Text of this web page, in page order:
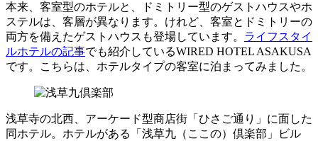
本来、客室型のホテルと、ドミトリー型のゲストハウスやホ
ステルは、客層が異なります。けれど、客室とドミトリーの
両方を備えたゲストハウスも登場しています。 ライフスタイ
ルホテルの記事でも紹介しているWIRED HOTEL ASAKUSA
です。こちらは、ホテルタイプの客室に泊まってみました。
浅草寺の北西、アーケード型商店街「ひさご通り」に面した
同ホテル。ホテルがある「浅草九（ここの）倶楽部」ビル